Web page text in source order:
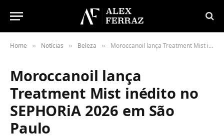
Home » Notícias » Beleza » Moroccanoil lança Treatment Mist inédito no SEPHORiA 2026 em São Paulo
Moroccanoil lança
Treatment Mist inédito no
SEPHORiA 2026 em São
Paulo